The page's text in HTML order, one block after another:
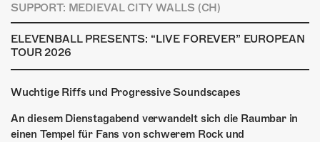
SUPPORT: MEDIEVAL CITY WALLS (CH)
ELEVENBALL PRESENTS: “LIVE FOREVER” EUROPEAN
TOUR 2026
Wuchtige Riffs und Progressive Soundscapes
An diesem Dienstagabend verwandelt sich die Raumbar in
einen Tempel für Fans von schwerem Rock und